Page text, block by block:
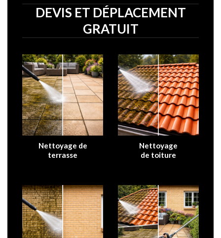
DEVIS ET DÉPLACEMENT
GRATUIT
Nettoyage de
terrasse
Nettoyage
de toiture